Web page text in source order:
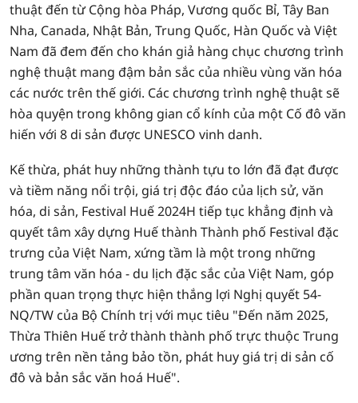
thuật đến từ Cộng hòa Pháp, Vương quốc Bỉ, Tây Ban
Nha, Canada, Nhật Bản, Trung Quốc, Hàn Quốc và Việt
Nam đã đem đến cho khán giả hàng chục chương trình
nghệ thuật mang đậm bản sắc của nhiều vùng văn hóa
các nước trên thế giới. Các chương trình nghệ thuật sẽ
hòa quyện trong không gian cổ kính của một Cố đô văn
hiến với 8 di sản được UNESCO vinh danh.
Kế thừa, phát huy những thành tựu to lớn đã đạt được
và tiềm năng nổi trội, giá trị độc đáo của lịch sử, văn
hóa, di sản, Festival Huế 2024H tiếp tục khẳng định và
quyết tâm xây dựng Huế thành Thành phố Festival đặc
trưng của Việt Nam, xứng tầm là một trong những
trung tâm văn hóa - du lịch đặc sắc của Việt Nam, góp
phần quan trọng thực hiện thắng lợi Nghị quyết 54-
NQ/TW của Bộ Chính trị với mục tiêu "Đến năm 2025,
Thừa Thiên Huế trở thành thành phố trực thuộc Trung
ương trên nền tảng bảo tồn, phát huy giá trị di sản cố
đô và bản sắc văn hoá Huế".